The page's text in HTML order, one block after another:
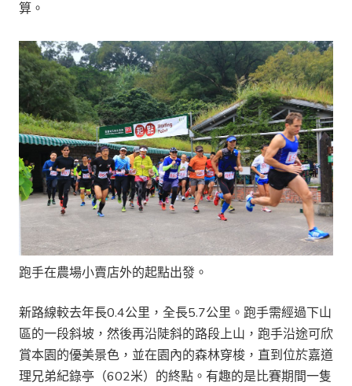
算。
跑手在農場小賣店外的起點出發。
新路線較去年長0.4公里，全長5.7公里。跑手需經過下山
區的一段斜坡，然後再沿陡斜的路段上山，跑手沿途可欣
賞本園的優美景色，並在園內的森林穿梭，直到位於嘉道
理兄弟紀錄亭（602米）的終點。有趣的是比賽期間一隻